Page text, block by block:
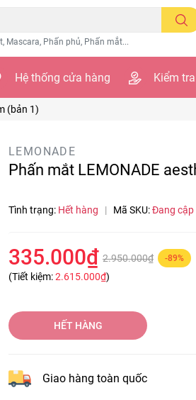
Mascara, Phấn phủ, Phấn mắt...
Hệ thống cửa hàng Kiểm
(bản 1)
LEMONADE
Phấn mắt LEMONADE
Tình trạng: Hết hàng | Mã SKU:Đang cập
335.000₫ 2.950.000₫ -89%
(Tiết kiệm:2.615.000₫)
HẾT HÀNG
Giao hàng toàn quốc